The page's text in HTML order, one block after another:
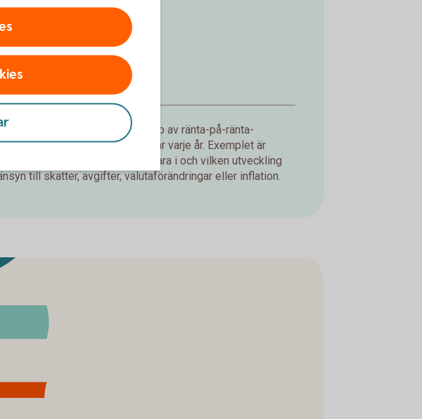
utvecklas över tid med hjälp av ränta-på-ränta-
dessutom på avkastning du får varje år. Exemplet är
typ av fonder du väljer att spara i och vilken utveckling
till skatter, avgifter, valutaförändringar eller inflation.